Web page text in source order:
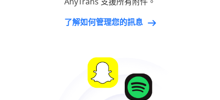
了解如何管理您的訊息